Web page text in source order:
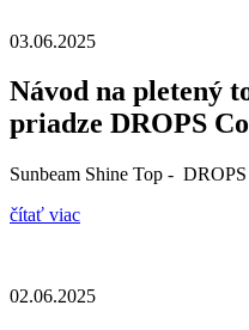
03.06.2025
Návod na pletený
priadze DROPS
Sunbeam Shine Top -
čítať viac
02.06.2025